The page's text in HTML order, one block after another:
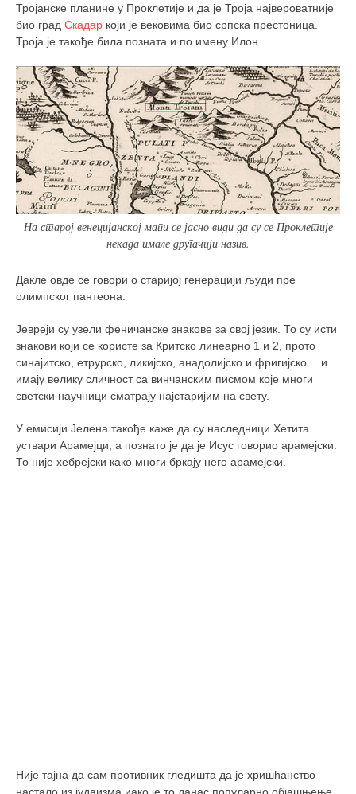
Тројанске планине у Проклетије и да је Троја највероватније
био град Скадар који је вековима био српска престоница.
Троја је такође била позната и по имену Илон.
На старој венецијанској мапи се јасно види да су се Проклетије
некада имале другачији назив.
Дакле овде се говори о старијој генерацији људи пре
олимпског пантеона.
Јевреји су узели феничанске знакове за свој језик. То су исти
знакови који се користе за Критско линеарно 1 и 2, прото
синајитско, етрурско, ликијско, анадолијско и фригијско… и
имају велику сличност са винчанским писмом које многи
светски научници сматрају најстаријим на свету.
У емисији Јелена такође каже да су наследници Хетита
уствари Арамејци, а познато је да је Исус говорио арамејски.
То није хебрејски како многи бркају него арамејски.
Није тајна да сам противник гледишта да је хришћанство
настало из јудаизма иако је то данас популарно објашњење.